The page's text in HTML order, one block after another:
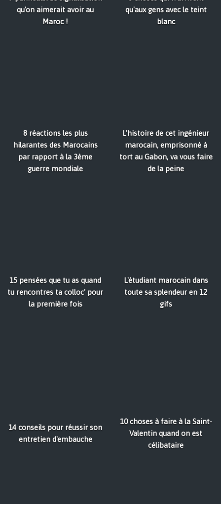
qu'on aimerait avoir au
Maroc !
qu'aux gens avec le teint
blanc
8 réactions les plus
hilarantes des Marocains
par rapport à la 3ème
guerre mondiale
L'histoire de cet ingénieur
marocain, emprisonné à
tort au Gabon, va vous faire
de la peine
15 pensées que tu as quand
tu rencontres ta colloc' pour
la première fois
L'étudiant marocain dans
toute sa splendeur en 12
gifs
14 conseils pour réussir son
entretien d'embauche
10 choses à faire à la Saint-
Valentin quand on est
célibataire